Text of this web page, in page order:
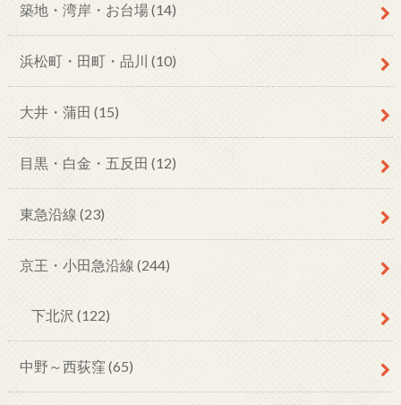
築地・湾岸・お台場(14)
浜松町・田町・品川 (10)
大井・蒲田 (15)
目黒・白金・五反田 (12)
東急沿線 (23)
京王・小田急沿線 (244)
下北沢 (122)
中野～西荻窪 (65)